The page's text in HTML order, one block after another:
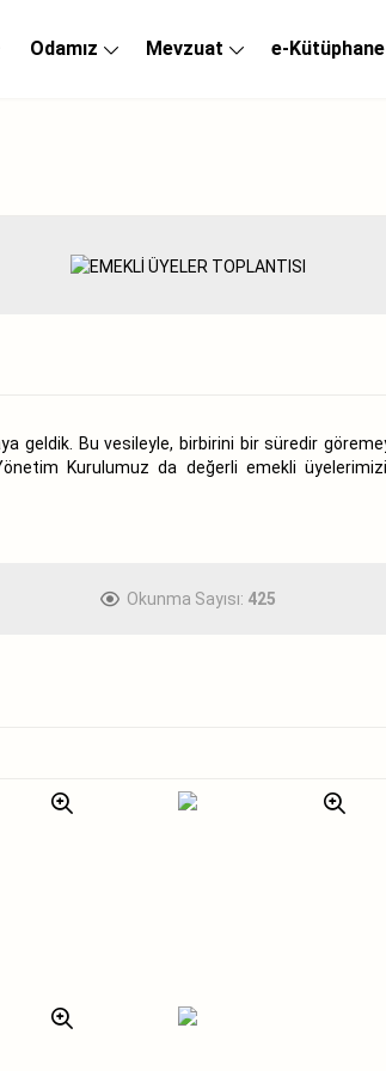
Odamız Mevzuat e-Kütüphane
geldik. Bu vesileyle, birbirini bir süredir
Kurulumuz da değerli emekli
Okunma Sayısı: 425